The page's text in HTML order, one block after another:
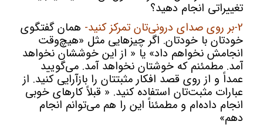
تغییراتی انجام دهید؟
2-بر روی صدای درونی‌تان تمرکز کنید-
همان گفتگوی
خودتان با خودتان. اگر چیزهایی مثل «هیچ‌وقت
انجامش نخواهم داد» یا « از این خوششان نخواهد
آمد. مطمئنم که خوشتان نخواهد آمد. می‌گویید
عمداً و از روی قصد افکار مثبتتان را بازآرایی کنید. از
عبارات مثبت‌تان استفاده کنید. « قبلاً کارهای خوبی
انجام داده‌ام و مطمئناً این را هم می‌توانم انجام
دهم»